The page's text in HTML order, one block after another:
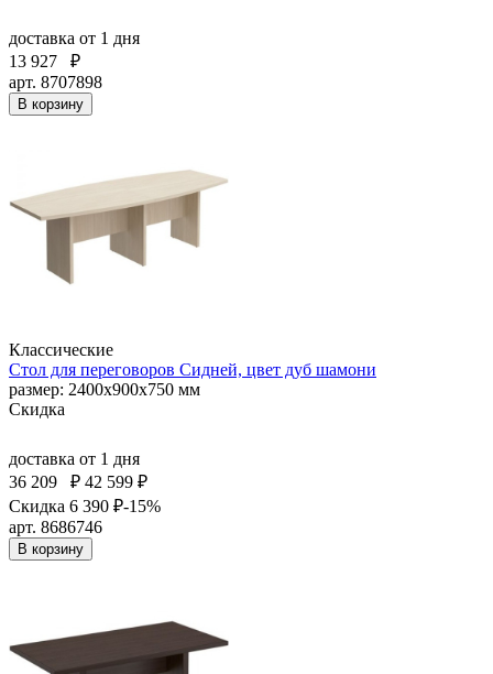
доставка от 1 дня
13 927
₽
арт. 8707898
В корзину
Классические
Стол для переговоров Сидней, цвет дуб шамони
размер: 2400x900x750 мм
Скидка
доставка от 1 дня
36 209
₽ 42 599 ₽
Скидка 6 390 ₽-15%
арт. 8686746
В корзину